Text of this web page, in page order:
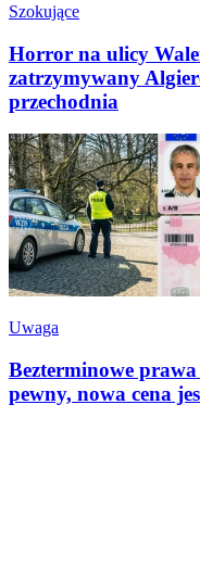
Szokujące
Horror na ulicy
zatrzymywany
przechodnia
Uwaga
Bezterminowe
pewny, nowa cena